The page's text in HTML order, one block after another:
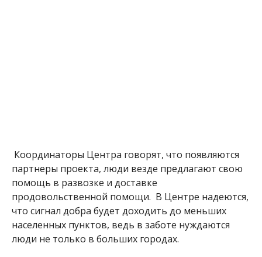
Координаторы Центра говорят, что появляются
партнеры проекта, люди везде предлагают свою
помощь в развозке и доставке
продовольственной помощи. В Центре надеются,
что сигнал добра будет доходить до меньших
населенных пунктов, ведь в заботе нуждаются
люди не только в больших городах.